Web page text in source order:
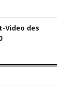
Video des